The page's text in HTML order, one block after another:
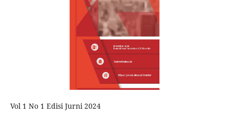
Vol 1 No 1 Edisi Jurni 2024